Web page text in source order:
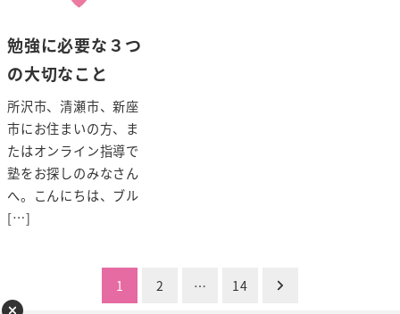
勉強に必要な３つ
の大切なこと
所沢市、清瀬市、新座
市にお住まいの方、ま
たはオンライン指導で
塾をお探しのみなさん
へ。こんにちは、ブル
[…]
1 2 … 14